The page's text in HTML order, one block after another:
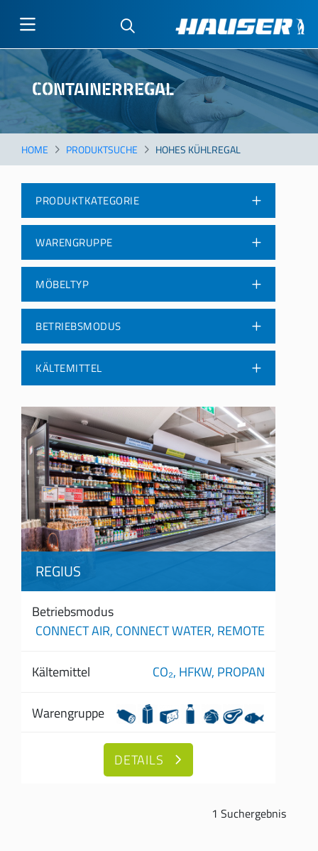
Direkt
zum
Inhalt
CONTAINERREGAL
HOME PRODUKTSUCHE HOHES KÜHLREGAL
PRODUKTKATEGORIE
WARENGRUPPE
MÖBELTYP
BETRIEBSMODUS
KÄLTEMITTEL
REGIUS
Betriebsmodus
CONNECT AIR, CONNECT WATER, REMOTE
Kältemittel CO₂, HFKW, PROPAN
Warengruppe
DETAILS
1 Suchergebnis